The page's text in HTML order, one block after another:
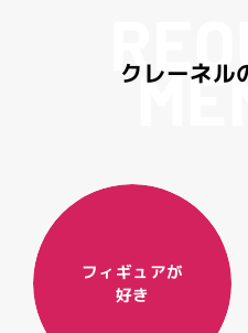
R EQ
ME
ク レーネル
フィギュアが
好き